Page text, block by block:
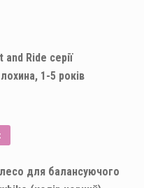
Ride серії
1-5 років
для балансуючого